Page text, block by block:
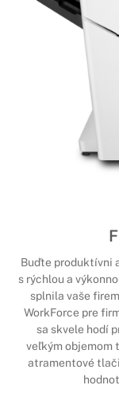
Buďte produktívni
s rýchlou a
splnila vaše
WorkForce pre
sa skvele hodí
veľkým objemom
atramentové